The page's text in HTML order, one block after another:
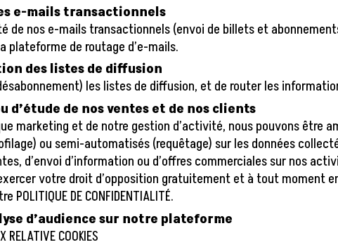
e-mails transactionnels
de nos e-mails transactionnels (envoi de billets et
de routage d’e-mails.
des listes de diffusion
les listes de diffusion, et de router les
d’étude de nos ventes et de nos clients
marketing et de notre gestion d’activité, nous pouvons être
ou semi-automatisés (requêtage) sur les données
d’envoi d’information ou d’offres commerciales sur nos
votre droit d’opposition gratuitement et à tout moment
DE CONFIDENTIALITÉ.
d’audience sur notre plateforme
COOKIES